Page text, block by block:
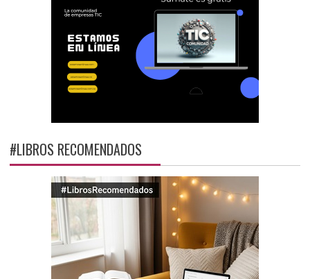
#LIBROS RECOMENDADOS